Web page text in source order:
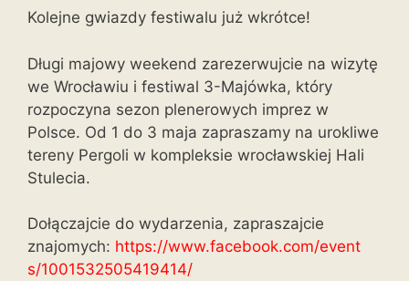
Kolejne gwiazdy festiwalu już wkrótce!
Długi majowy weekend zarezerwujcie na wizytę
we Wrocławiu i festiwal 3-Majówka, który
rozpoczyna sezon plenerowych imprez w
Polsce. Od 1 do 3 maja zapraszamy na urokliwe
tereny Pergoli w kompleksie wrocławskiej Hali
Stulecia.
Dołączajcie do wydarzenia, zapraszajcie
znajomych: https://www.facebook.com/event
s/1001532505419414/